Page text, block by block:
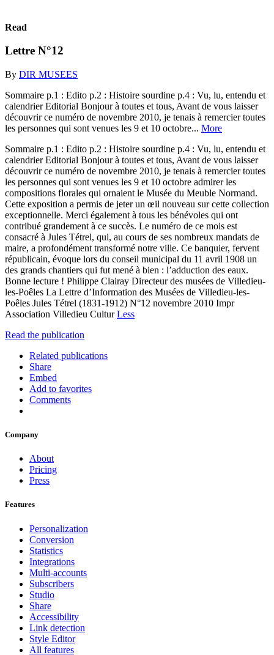
Read
Lettre N°12
By DIR MUSEES
Sommaire p.1 : Edito p.2 : Histoire sourdine p.4 : Vu, lu, entendu et
calendrier Editorial Bonjour à toutes et tous, Avant de vous laisser
découvrir ce numéro de novembre 2010, je tenais à remercier toutes
les personnes qui sont venues les 9 et 10 octobre... More
Sommaire p.1 : Edito p.2 : Histoire sourdine p.4 : Vu, lu, entendu et
calendrier Editorial Bonjour à toutes et tous, Avant de vous laisser
découvrir ce numéro de novembre 2010, je tenais à remercier toutes
les personnes qui sont venues les 9 et 10 octobre admirer les
compositions florales qui ornaient le Musée du Meuble Normand.
Cette exposition a permis de jeter un œil nouveau sur cette collection
exceptionnelle. Merci également à tous les bénévoles qui ont
contribué grandement à ce succès. Le numéro de ce mois est
consacré à Jules Tétrel, qui, au cours de ses nombreux mandats de
maire, a profondément transformé notre ville. Ce banquier, fervent
républicain, évoque lors du conseil municipal du 11 avril 1908 un
des grands chantiers qui fut mené à bien : l’adduction des eaux.
Bonne lecture ! Philippe Clairay Directeur des musées de Villedieu-
les-Poêles La Lettre d’Information des Musées de Villedieu-les-
Poêles Jules Tétrel (1831-1912) N°12 novembre 2010 Impr
Association Villedieu CulturLess
Read the publication
Related publications
Share
Embed
Add to favorites
Comments
Company
About
Pricing
Press
Features
Personalization
Conversion
Statistics
Integrations
Multi-accounts
Subscribers
Studio
Share
Accessibility
Link detection
Style Editor
All features